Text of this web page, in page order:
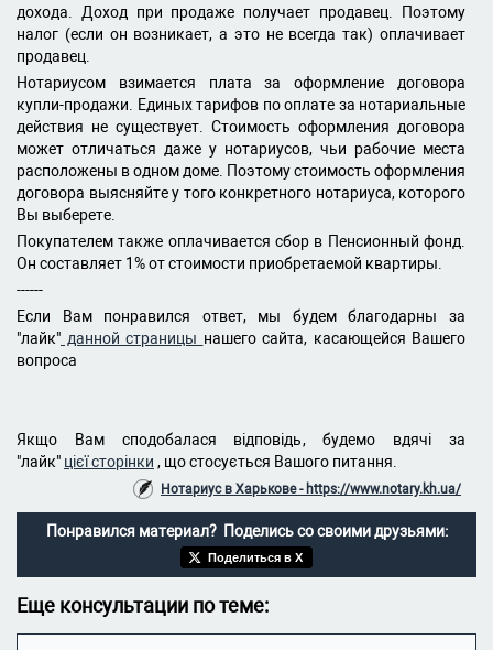
дохода. Доход при продаже получает продавец. Поэтому
налог (если он возникает, а это не всегда так) оплачивает
продавец.
Нотариусом взимается плата за оформление договора
купли-продажи. Единых тарифов по оплате за нотариальные
действия не существует. Стоимость оформления договора
может отличаться даже у нотариусов, чьи рабочие места
расположены в одном доме. Поэтому стоимость оформления
договора выясняйте у того конкретного нотариуса, которого
Вы выберете.
Покупателем также оплачивается сбор в Пенсионный фонд.
Он составляет 1% от стоимости приобретаемой квартиры.
------
Если Вам понравился ответ, мы будем благодарны за
"лайк" данной страницы нашего сайта, касающейся Вашего
вопроса
Якщо Вам сподобалася відповідь, будемо вдячі за
"лайк" цієї сторінки , що стосується Вашого питання.
Нотариус в Харькове - https://www.notary.kh.ua/
Понравился материал? Поделись со своими друзьями:
Поделиться в X
Еще консультации по теме: